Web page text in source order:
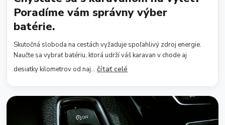
Poradíme vám správny výber
batérie.
Skutočná sloboda na cestách vyžaduje spoľahlivý zdroj energie.
Naučte sa vybrať batériu, ktorá udrží váš karavan v chode aj
desiatky kilometrov od naj...čítať celé